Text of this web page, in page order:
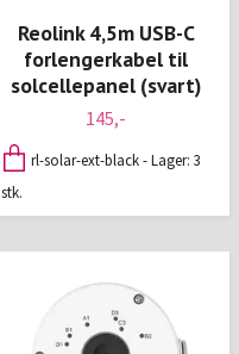
Reolink 4,5m USB-C
forlengerkabel til
solcellepanel (svart)
145,-
rl-solar-ext-black - Lager: 3
stk.